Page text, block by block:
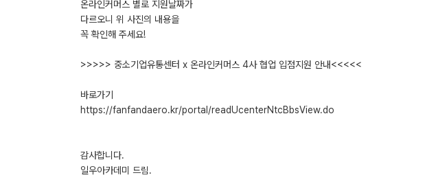
온라인커머스 별로 지원날짜가
다르오니 위 사진의 내용을
꼭 확인해 주세요!
>>>>> 중소기업유통센터 x 온라인커머스 4사 협업 입점지원 안내<<<<<
바로가기
https://fanfandaero.kr/portal/readUcenterNtcBbsView.do
감사합니다.
일우아카데미 드림.